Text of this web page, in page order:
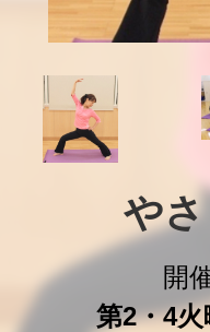
や
開
第2・4